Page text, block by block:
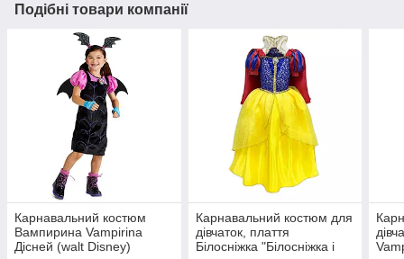
Подібні товари компанії
Карнавальний костюм
Вампирина Vampirina
Дісней (walt Disney)
Карнавальний костюм для
дівчаток, плаття
Білосніжка "Білосніжка і